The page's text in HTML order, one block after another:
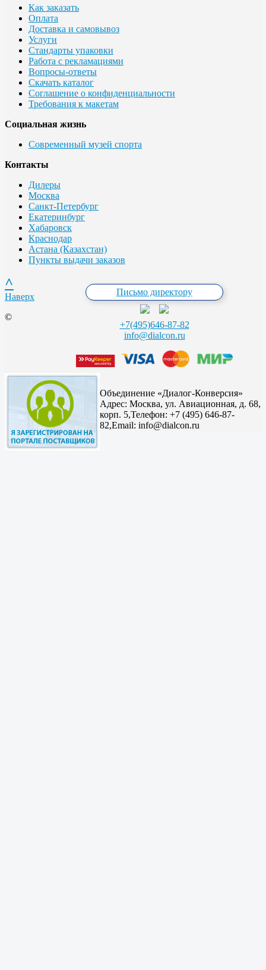
Как заказать
Оплата
Доставка и самовывоз
Услуги
Стандарты упаковки
Работа с рекламациями
Вопросы-ответы
Скачать каталог
Соглашение о конфиденциальности
Требования к макетам
Социальная жизнь
Современный музей спорта
Контакты
Дилеры
Москва
Санкт-Петербург
Екатеринбург
Хабаровск
Краснодар
Астана (Казахстан)
Пункты выдачи заказов
Письмо директору
+7(495)646-87-82
info@dialcon.ru
^
Наверх
©
Объединение «Диалог-Конверсия»
Адрес: Москва, ул. Авиационная, д. 68,
корп. 5,Телефон: +7 (495) 646-87-
82,Email: info@dialcon.ru